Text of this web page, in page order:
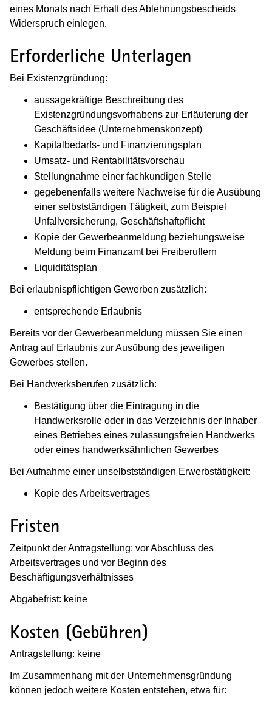
eines Monats nach Erhalt des Ablehnungsbescheids
Widerspruch einlegen.
Erforderliche Unterlagen
Bei Existenzgründung:
aussagekräftige Beschreibung des
Existenzgründungsvorhabens zur Erläuterung der
Geschäftsidee (Unternehmenskonzept)
Kapitalbedarfs- und Finanzierungsplan
Umsatz- und Rentabilitätsvorschau
Stellungnahme einer fachkundigen Stelle
gegebenenfalls weitere Nachweise für die Ausübung
einer selbstständigen Tätigkeit, zum Beispiel
Unfallversicherung, Geschäftshaftpflicht
Kopie der Gewerbeanmeldung beziehungsweise
Meldung beim Finanzamt bei Freiberuflern
Liquiditätsplan
Bei erlaubnispflichtigen Gewerben zusätzlich:
entsprechende Erlaubnis
Bereits vor der Gewerbeanmeldung müssen Sie einen
Antrag auf Erlaubnis zur Ausübung des jeweiligen
Gewerbes stellen.
Bei Handwerksberufen zusätzlich:
Bestätigung über die Eintragung in die
Handwerksrolle oder in das Verzeichnis der Inhaber
eines Betriebes eines zulassungsfreien Handwerks
oder eines handwerksähnlichen Gewerbes
Bei Aufnahme einer unselbstständigen Erwerbstätigkeit:
Kopie des Arbeitsvertrages
Fristen
Zeitpunkt der Antragstellung: vor Abschluss des
Arbeitsvertrages und vor Beginn des
Beschäftigungsverhältnisses
Abgabefrist: keine
Kosten (Gebühren)
Antragstellung: keine
Im Zusammenhang mit der Unternehmensgründung
können jedoch weitere Kosten entstehen, etwa für: